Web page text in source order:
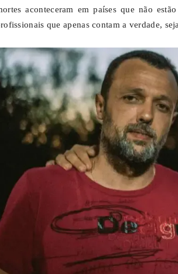
aconteceram em países que não
que apenas contam a verdade,